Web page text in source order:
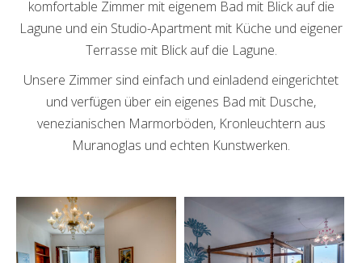
komfortable Zimmer mit eigenem Bad mit Blick auf die
Lagune und ein Studio-Apartment mit Küche und eigener
Terrasse mit Blick auf die Lagune.
Unsere Zimmer sind einfach und einladend eingerichtet
und verfügen über ein eigenes Bad mit Dusche,
venezianischen Marmorböden, Kronleuchtern aus
Muranoglas und echten Kunstwerken.